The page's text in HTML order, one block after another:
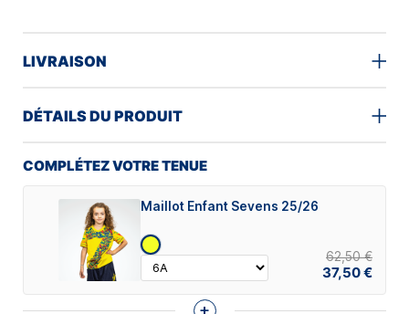
LIVRAISON
DÉTAILS DU PRODUIT
COMPLÉTEZ VOTRE TENUE
Maillot Enfant Sevens 25/26
62,50 €
37,50 €
+